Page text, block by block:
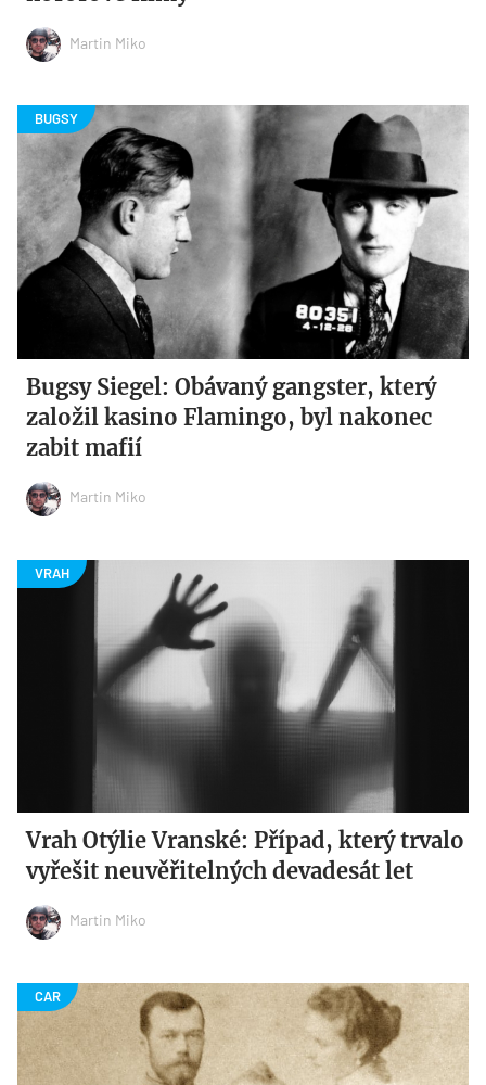
Martin Miko
Bugsy Siegel: Obávaný gangster, který
založil kasino Flamingo, byl nakonec
zabit mafií
Martin Miko
Vrah Otýlie Vranské: Případ, který trvalo
vyřešit neuvěřitelných devadesát let
Martin Miko